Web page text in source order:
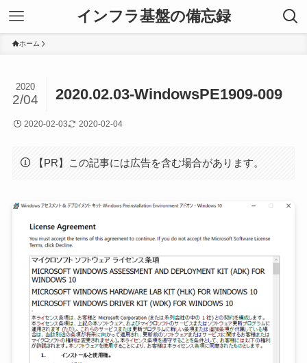
インフラ基盤の備忘録
ホーム
2020.02.03-WindowsPE1909-009
2020
2/04
2020-02-03 2020-02-04
【PR】この記事には広告を含む場合があります。